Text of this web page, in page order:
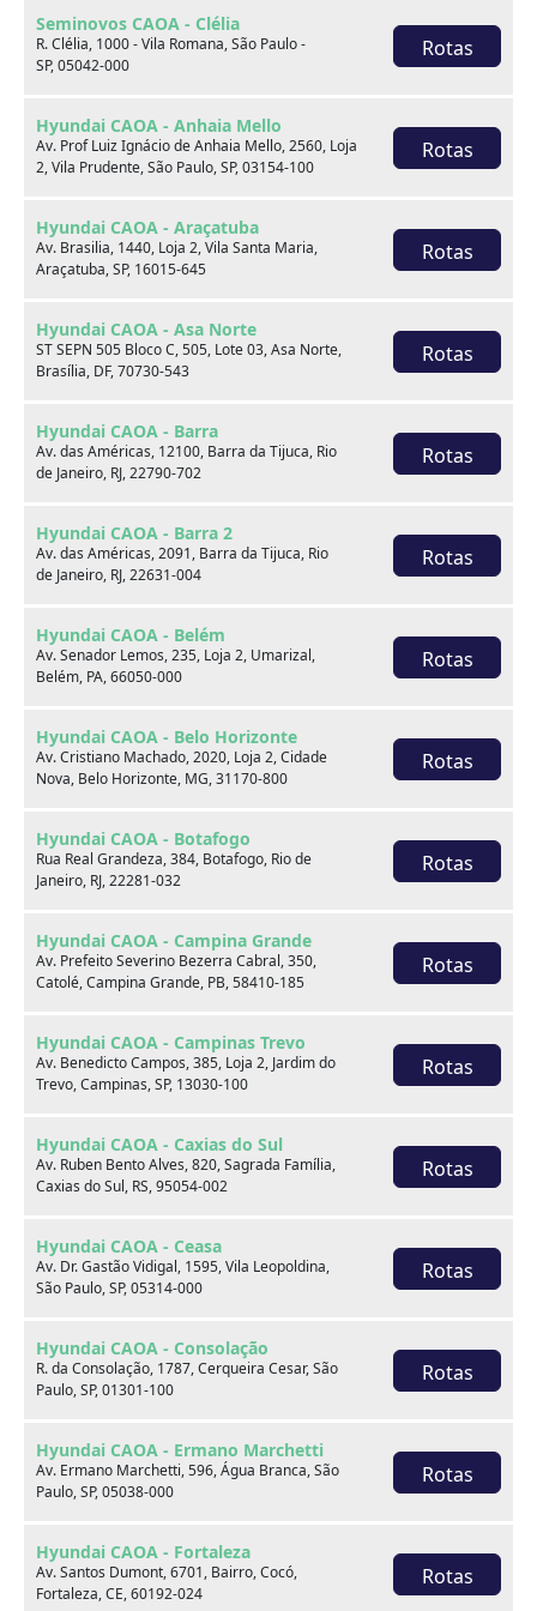
Seminovos CAOA - Clélia
R. Clélia, 1000 - Vila Romana, São Paulo -
SP, 05042-000
Rotas
Hyundai CAOA - Anhaia Mello
Av. Prof Luiz Ignácio de Anhaia Mello, 2560, Loja
2, Vila Prudente, São Paulo, SP, 03154-100
Rotas
Hyundai CAOA - Araçatuba
Av. Brasilia, 1440, Loja 2, Vila Santa Maria,
Araçatuba, SP, 16015-645
Rotas
Hyundai CAOA - Asa Norte
ST SEPN 505 Bloco C, 505, Lote 03, Asa Norte,
Brasília, DF, 70730-543
Rotas
Hyundai CAOA - Barra
Av. das Américas, 12100, Barra da Tijuca, Rio
de Janeiro, RJ, 22790-702
Rotas
Hyundai CAOA - Barra 2
Av. das Américas, 2091, Barra da Tijuca, Rio
de Janeiro, RJ, 22631-004
Rotas
Hyundai CAOA - Belém
Av. Senador Lemos, 235, Loja 2, Umarizal,
Belém, PA, 66050-000
Rotas
Hyundai CAOA - Belo Horizonte
Av. Cristiano Machado, 2020, Loja 2, Cidade
Nova, Belo Horizonte, MG, 31170-800
Rotas
Hyundai CAOA - Botafogo
Rua Real Grandeza, 384, Botafogo, Rio de
Janeiro, RJ, 22281-032
Rotas
Hyundai CAOA - Campina Grande
Av. Prefeito Severino Bezerra Cabral, 350,
Catolé, Campina Grande, PB, 58410-185
Rotas
Hyundai CAOA - Campinas Trevo
Av. Benedicto Campos, 385, Loja 2, Jardim do
Trevo, Campinas, SP, 13030-100
Rotas
Hyundai CAOA - Caxias do Sul
Av. Ruben Bento Alves, 820, Sagrada Família,
Caxias do Sul, RS, 95054-002
Rotas
Hyundai CAOA - Ceasa
Av. Dr. Gastão Vidigal, 1595, Vila Leopoldina,
São Paulo, SP, 05314-000
Rotas
Hyundai CAOA - Consolação
R. da Consolação, 1787, Cerqueira Cesar, São
Paulo, SP, 01301-100
Rotas
Hyundai CAOA - Ermano Marchetti
Av. Ermano Marchetti, 596, Água Branca, São
Paulo, SP, 05038-000
Rotas
Hyundai CAOA - Fortaleza
Av. Santos Dumont, 6701, Bairro, Cocó,
Fortaleza, CE, 60192-024
Rotas
Sobre nós
Venda seu usado
Consórcio
CAOA Changan | A21 - Tatuapé
CAOA Changan | A21 - Tatuapé
Rua Serra do Japi, 1275 Tatuapé, São Paulo, SP, 03309-
001